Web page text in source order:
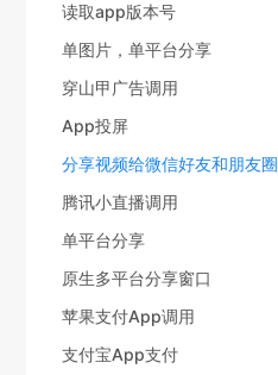
读取app版本号
单图片，单平台分享
穿山甲广告调用
App投屏
分享视频给微信好友和朋友圈
腾讯小直播调用
单平台分享
原生多平台分享窗口
苹果支付App调用
支付宝App支付